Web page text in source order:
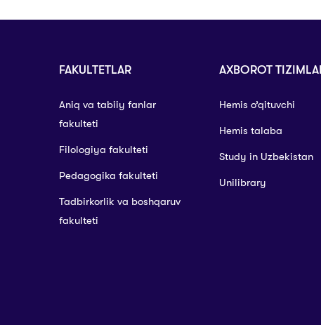
FAKULTETLAR
Aniq va tabiiy fanlar
fakulteti
Filologiya fakulteti
Pedagogika fakulteti
Tadbirkorlik va boshqaruv
fakulteti
AXBOROT
Hemis o’qituvchi
Hemis talaba
Study in Uzbekistan
Unilibrary